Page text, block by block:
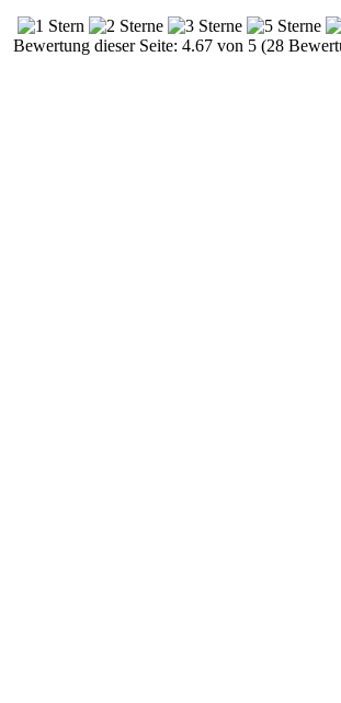
Bewertung dieser Seite: 4.67 von 5 (28